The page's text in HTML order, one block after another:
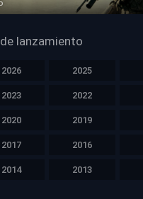
lanzamiento
2026 2025
2023 2022
2020 2019
2017 2016
2014 2013